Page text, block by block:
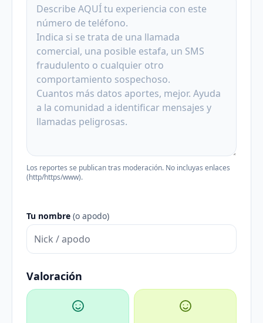
Los reportes se publican tras moderación. No incluyas enlaces
(http/https/www).
Tu nombre (o apodo)
Valoración